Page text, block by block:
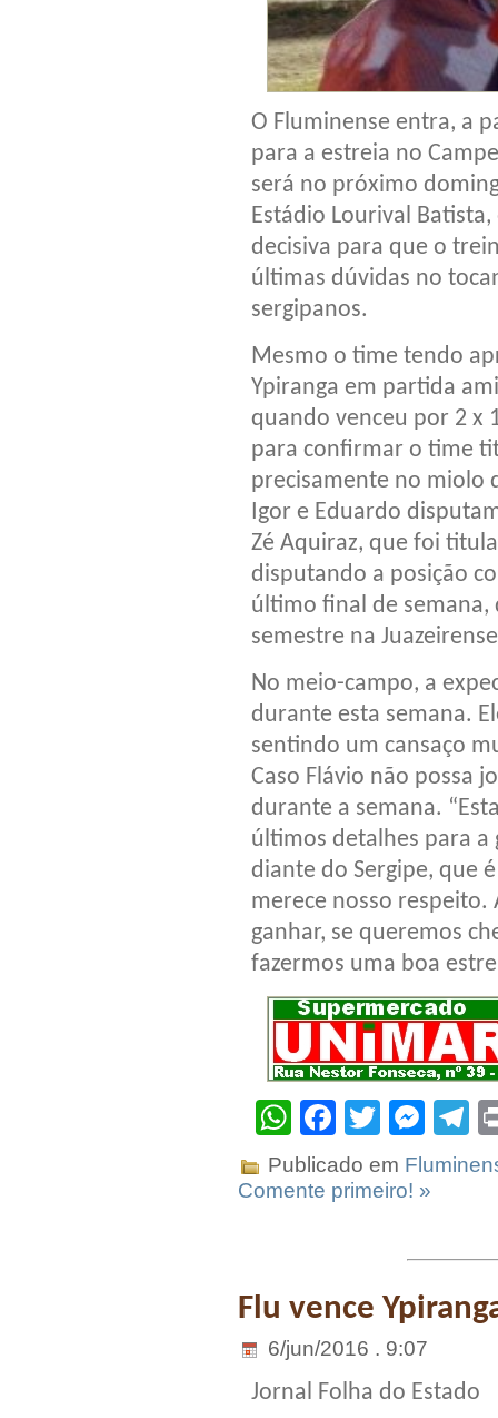
O Fluminense entra, a
para a estreia no
será no próximo
Estádio Lourival
decisiva para que o
últimas dúvidas no
sergipanos.
Mesmo o time tendo
Ypiranga em partida
quando venceu por 2 x
para confirmar o time
precisamente no miolo
Igor e Eduardo
Zé Aquiraz, que foi
disputando a posição
último final de
semestre na
No meio-campo, a
durante esta semana.
sentindo um cansaço
Caso Flávio não possa
durante a semana.
últimos detalhes para a
diante do Sergipe, que
merece nosso
ganhar, se queremos
fazermos uma boa
WhatsApp
Facebook
Twitter
Publicado em
Comente primeiro! »
Flu vence
6/jun/2016 . 9:07
Jornal Folha do Estado